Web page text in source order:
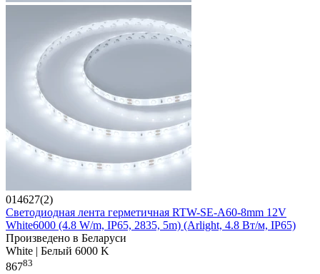
014627(2)
Светодиодная лента герметичная RTW-SE-A60-8mm 12V
White6000 (4.8 W/m, IP65, 2835, 5m) (Arlight, 4.8 Вт/м, IP65)
Произведено в Беларуси
White | Белый 6000 K
86783